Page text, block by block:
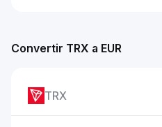
Convertir TRX a EUR
TRX